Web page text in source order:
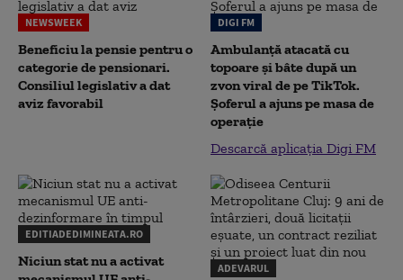
NEWSWEEK
Beneficiu la pensie pentru o
categorie de pensionari.
Consiliul legislativ a dat
aviz favorabil
DIGI FM
Ambulanță atacată cu
topoare și bâte după un
zvon viral de pe TikTok.
Șoferul a ajuns pe masa de
operație
Descarcă aplicația Digi FM
EDITIADEDIMINEATA.RO
Niciun stat nu a activat
ADEVARUL